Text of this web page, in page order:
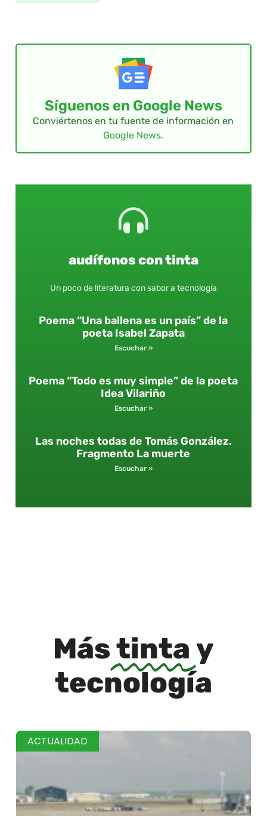
Síguenos en Google News
Conviértenos en tu fuente de información en
Google News.
audífonos con tinta
Un poco de literatura con sabor a tecnología
Poema “Una ballena es un país” de la
poeta Isabel Zapata
Escuchar »
Poema “Todo es muy simple” de la poeta
Idea Vilariño
Escuchar »
Las noches todas de Tomás González.
Fragmento La muerte
Escuchar »
Mástinta y
tecnología
ACTUALIDAD